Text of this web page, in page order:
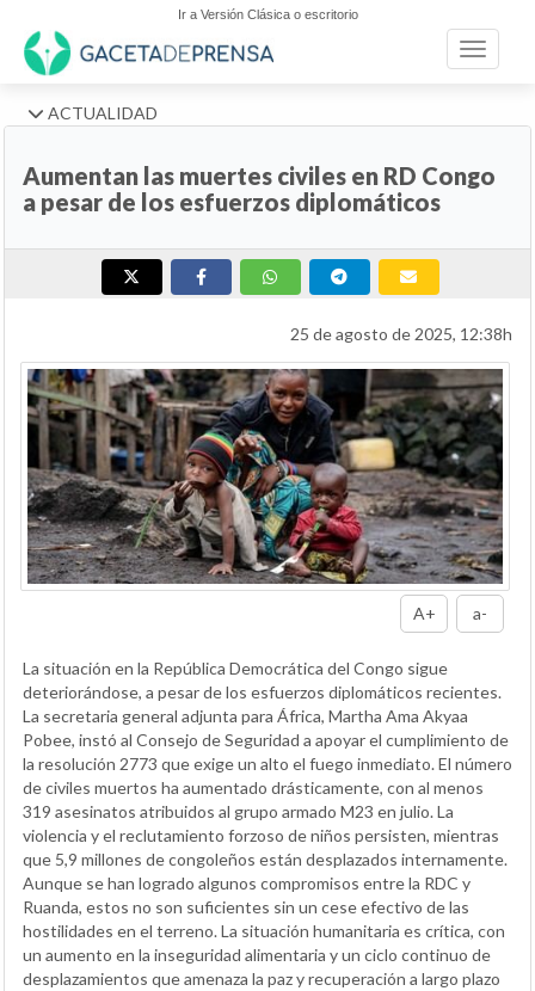
Ir a Versión Clásica o escritorio
Toggle
ACTUALIDAD
Aumentan las muertes civiles en RD Congo
a pesar de los esfuerzos diplomáticos
25 de agosto de 2025, 12:38h
A+ a-
La situación en la República Democrática del Congo sigue
deteriorándose, a pesar de los esfuerzos diplomáticos recientes.
La secretaria general adjunta para África, Martha Ama Akyaa
Pobee, instó al Consejo de Seguridad a apoyar el cumplimiento de
la resolución 2773 que exige un alto el fuego inmediato. El número
de civiles muertos ha aumentado drásticamente, con al menos
319 asesinatos atribuidos al grupo armado M23 en julio. La
violencia y el reclutamiento forzoso de niños persisten, mientras
que 5,9 millones de congoleños están desplazados internamente.
Aunque se han logrado algunos compromisos entre la RDC y
Ruanda, estos no son suficientes sin un cese efectivo de las
hostilidades en el terreno. La situación humanitaria es crítica, con
un aumento en la inseguridad alimentaria y un ciclo continuo de
desplazamientos que amenaza la paz y recuperación a largo plazo